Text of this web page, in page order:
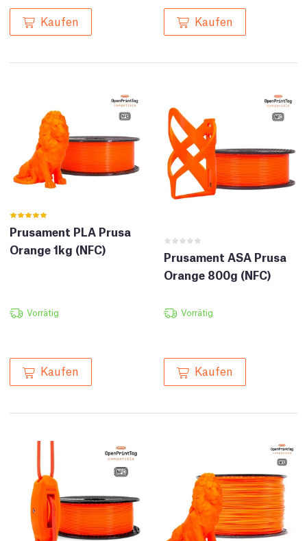
Kaufen Kaufen
Prusament PLA Prusa
Orange 1kg (NFC)
Vorrätig
Kaufen
Prusament ASA Prusa
Orange 800g (NFC)
Vorrätig
Kaufen